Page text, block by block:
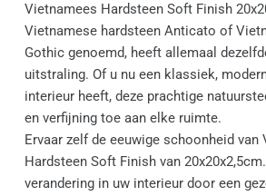
Vietnamees Hardsteen Soft Finish
Vietnamese hardsteen Anticato of
Gothic genoemd, heeft allemaal
uitstraling. Of u nu een klassiek,
interieur heeft, deze prachtige
en verfijning toe aan elke ruimte.
Ervaar zelf de eeuwige schoonheid van
Hardsteen Soft Finish van
verandering in uw interieur door een